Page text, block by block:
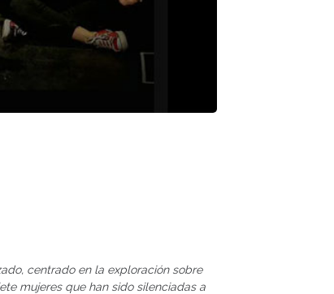
centrado en la exploración sobre
mujeres que han sido silenciadas a